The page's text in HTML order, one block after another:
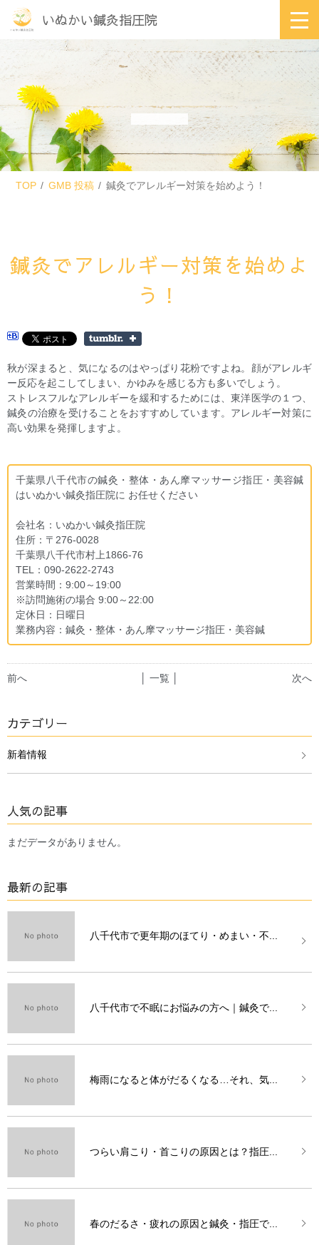
いぬかい鍼灸指圧院
TOP GMB 投稿 鍼灸でアレルギー対策を始めよう！
鍼灸でアレルギー対策を始めよ
う！
秋が深まると、気になるのはやっぱり花粉ですよね。顔がアレルギ
ー反応を起こしてしまい、かゆみを感じる方も多いでしょう。
ストレスフルなアレルギーを緩和するためには、東洋医学の１つ、
鍼灸の治療を受けることをおすすめしています。アレルギー対策に
高い効果を発揮しますよ。
千葉県八千代市の鍼灸・整体・あん摩マッサージ指圧・美容鍼
はいぬかい鍼灸指圧院に お任せください
会社名：いぬかい鍼灸指圧院
住所：〒276-0028
千葉県八千代市村上1866-76
TEL：090-2622-2743
営業時間：9:00～19:00
※訪問施術の場合 9:00～22:00
定休日：日曜日
業務内容：鍼灸・整体・あん摩マッサージ指圧・美容鍼
前へ 次へ
│ 一覧 │
カテゴリー
新着情報
人気の記事
まだデータがありません。
最新の記事
八千代市で更年期のほてり・めまい・不...
八千代市で不眠にお悩みの方へ｜鍼灸で...
梅雨になると体がだるくなる…それ、気...
つらい肩こり・首こりの原因とは？指圧...
春のだるさ・疲れの原因と鍼灸・指圧で...